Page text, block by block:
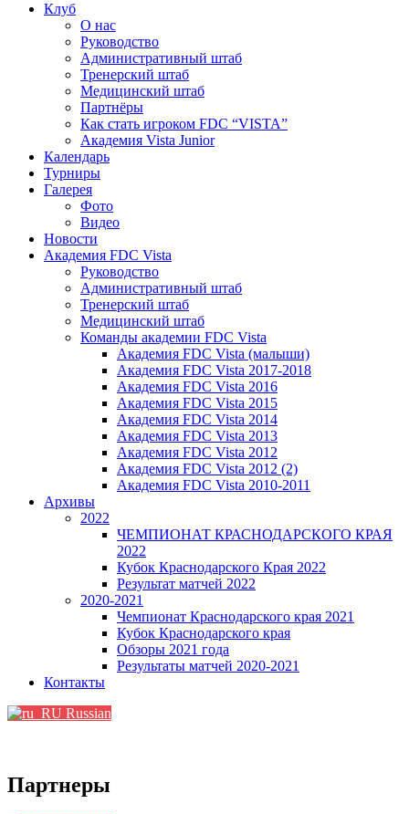
Клуб
О нас
Руководство
Административный штаб
Тренерский штаб
Медицинский штаб
Партнёры
Как стать игроком FDC “VISTA”
Академия Vista Junior
Календарь
Турниры
Галерея
Фото
Видео
Новости
Академия FDC Vista
Руководство
Административный штаб
Тренерский штаб
Медицинский штаб
Команды академии FDC Vista
Академия FDC Vista (малыши)
Академия FDC Vista 2017-2018
Академия FDC Vista 2016
Академия FDC Vista 2015
Академия FDC Vista 2014
Академия FDC Vista 2013
Академия FDC Vista 2012
Академия FDC Vista 2012 (2)
Академия FDC Vista 2010-2011
Архивы
2022
ЧЕМПИОНАТ КРАСНОДАРСКОГО КРАЯ
2022
Кубок Краснодарского Края 2022
Результат матчей 2022
2020-2021
Чемпионат Краснодарского края 2021
Кубок Краснодарского края
Обзоры 2021 года
Результаты матчей 2020-2021
Контакты
Russian
Партнеры